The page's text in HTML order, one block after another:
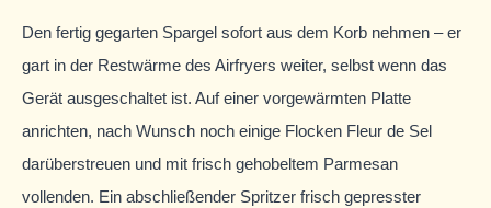
Den fertig gegarten Spargel sofort aus dem Korb nehmen – er
gart in der Restwärme des Airfryers weiter, selbst wenn das
Gerät ausgeschaltet ist. Auf einer vorgewärmten Platte
anrichten, nach Wunsch noch einige Flocken Fleur de Sel
darüberstreuen und mit frisch gehobeltem Parmesan
vollenden. Ein abschließender Spritzer frisch gepresster